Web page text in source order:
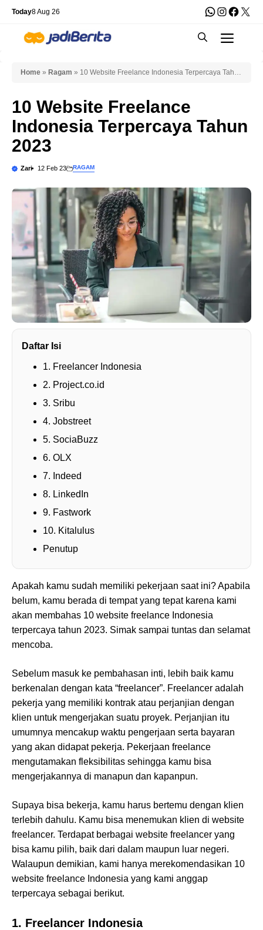
Skip
content
Today8 Aug 26 WhatsApp
X
Home » Ragam » 10 Website Freelance Indonesia Terpercaya Tahun
10 Website Freelance
Indonesia Terpercaya Tahun
2023
Zari 12 Feb 23 RAGAM
Daftar Isi
1. Freelancer Indonesia
2. Project.co.id
3. Sribu
4. Jobstreet
5. SociaBuzz
6. OLX
7. Indeed
8. LinkedIn
9. Fastwork
10. Kitalulus
Penutup
Apakah kamu sudah memiliki pekerjaan saat ini? Apabila
belum, kamu berada di tempat yang tepat karena kami
akan membahas 10 website freelance Indonesia
terpercaya tahun 2023. Simak sampai tuntas dan selamat
mencoba.
Sebelum masuk ke pembahasan inti, lebih baik kamu
berkenalan dengan kata “freelancer”. Freelancer adalah
pekerja yang memiliki kontrak atau perjanjian dengan
klien untuk mengerjakan suatu proyek. Perjanjian itu
umumnya mencakup waktu pengerjaan serta bayaran
yang akan didapat pekerja. Pekerjaan freelance
mengutamakan fleksibilitas sehingga kamu bisa
mengerjakannya di manapun dan kapanpun.
Supaya bisa bekerja, kamu harus bertemu dengan klien
terlebih dahulu. Kamu bisa menemukan klien di website
freelancer. Terdapat berbagai website freelancer yang
bisa kamu pilih, baik dari dalam maupun luar negeri.
Walaupun demikian, kami hanya merekomendasikan 10
website freelance Indonesia yang kami anggap
terpercaya sebagai berikut.
1. Freelancer Indonesia